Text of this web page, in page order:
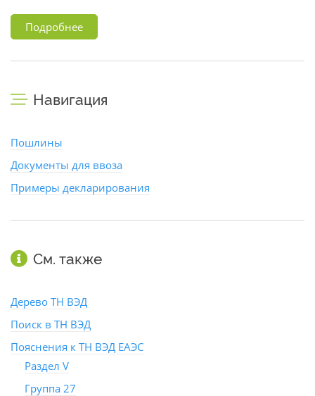
Подробнее
Навигация
Пошлины
Документы для ввоза
Примеры декларирования
См. также
Дерево ТН ВЭД
Поиск в ТН ВЭД
Пояснения к ТН ВЭД ЕАЭС
Раздел V
Группа 27